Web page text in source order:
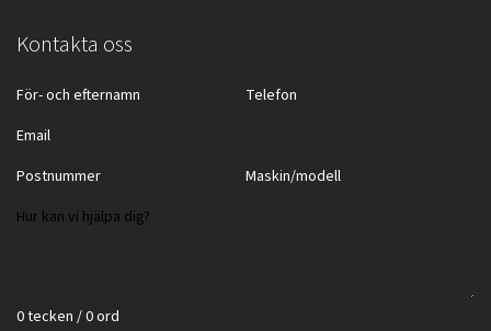
Kontakta oss
0 tecken / 0 ord